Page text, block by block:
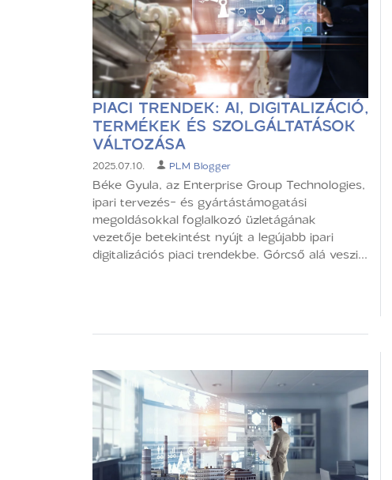
PIACI TRENDEK: AI, DIGITALIZÁCIÓ,
TERMÉKEK ÉS SZOLGÁLTATÁSOK
VÁLTOZÁSA
2025.07.10. PLM Blogger
Béke Gyula, az Enterprise Group Technologies,
ipari tervezés- és gyártástámogatási
megoldásokkal foglalkozó üzletágának
vezetője betekintést nyújt a legújabb ipari
digitalizációs piaci trendekbe. Górcső alá veszi...